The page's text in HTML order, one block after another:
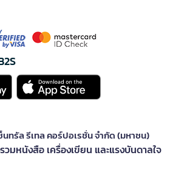
นทรัล รีเทล คอร์ปอเรชั่น จำกัด (มหาชน)
วมหนังสือ เครื่องเขียน และแรงบันดาลใจ